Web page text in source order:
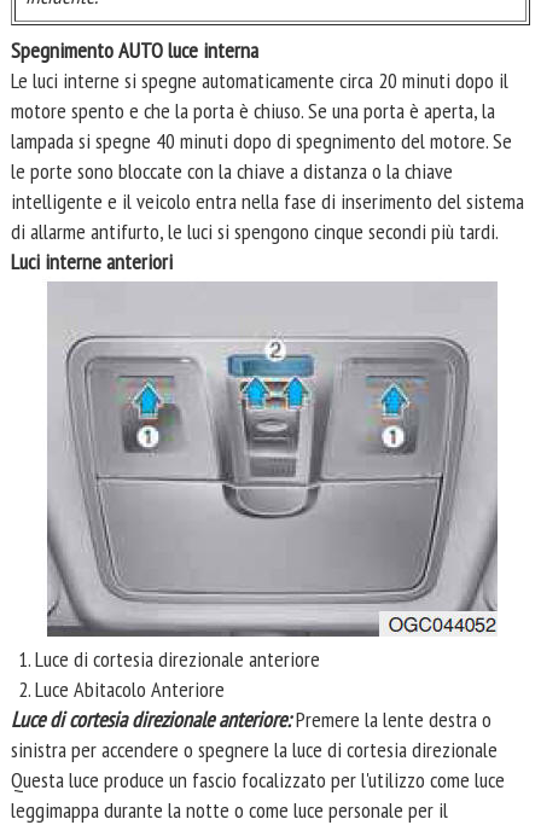
Spegnimento AUTO luce interna
Le luci interne si spegne automaticamente circa 20 minuti dopo il
motore spento e che la porta è chiuso. Se una porta è aperta, la
lampada si spegne 40 minuti dopo di spegnimento del motore. Se
le porte sono bloccate con la chiave a distanza o la chiave
intelligente e il veicolo entra nella fase di inserimento del sistema
di allarme antifurto, le luci si spengono cinque secondi più tardi.
Luci interne anteriori
Luce di cortesia direzionale anteriore
Luce Abitacolo Anteriore
Luce di cortesia direzionale anteriore:Premere la lente destra o
sinistra per accendere o spegnere la luce di cortesia direzionale
Questa luce produce un fascio focalizzato per l'utilizzo come luce
leggimappa durante la notte o come luce personale per il